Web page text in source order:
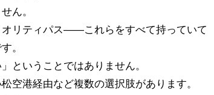
ん。
オリティパス——これらをすべて持っていて
。
ということではありません。
空港経由など複数の選択肢があります。